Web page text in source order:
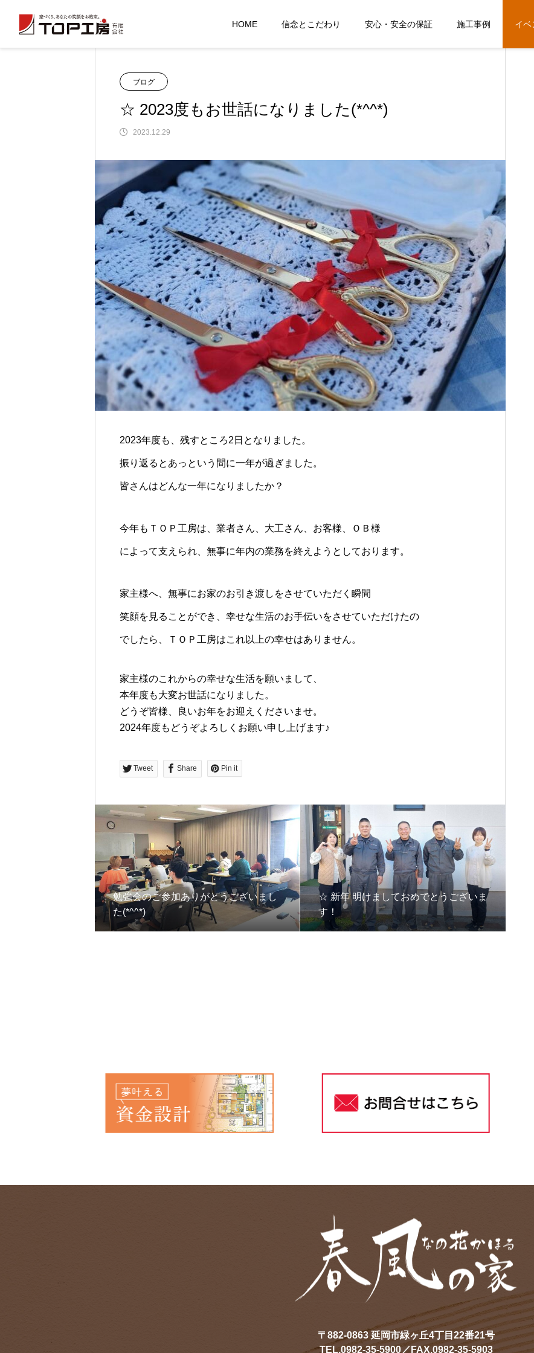
HOME 信念とこだわり 安心・安全の保証 施工事例 イベ
【 予約展示会 🏠 終了御礼 】
2026.08.04
【 新築展示会 8/1(土)・2(日) 10時～
18時 開催♪ ※予約制 】
2026.07.24
【 予約展示会 🏠 終了御礼 】
2026.08.04
【 新築展示会 8/1(土)・2(日) 10時～
18時 開催♪ ※予約制 】
2026.07.24
☆ 2023度もお世話になりました(*^^*)
ブログ
☆ 2023度もお世話になりました(*^^*)
2023.12.29
2023年度も、残すところ2日となりました。
振り返るとあっという間に一年が過ぎました。
皆さんはどんな一年になりましたか？
今年もＴＯＰ工房は、業者さん、大工さん、お客様、ＯＢ様
によって支えられ、無事に年内の業務を終えようとしております。
家主様へ、無事にお家のお引き渡しをさせていただく瞬間
笑顔を見ることができ、幸せな生活のお手伝いをさせていただけたの
でしたら、ＴＯＰ工房はこれ以上の幸せはありません。
家主様のこれからの幸せな生活を願いまして、
本年度も大変お世話になりました。
どうぞ皆様、良いお年をお迎えくださいませ。
2024年度もどうぞよろしくお願い申し上げます♪
Tweet Share Pin it
勉強会のご参加ありがとうございまし
た(*^^*)
☆ 新年 明けましておめでとうございま
す！
〒882-0863 延岡市緑ヶ丘4丁目22番21号
TEL.0982-35-5900／FAX.0982-35-5903